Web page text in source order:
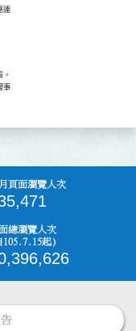
連
事
頁面瀏覽人次
總瀏覽人次
105.7.15起)